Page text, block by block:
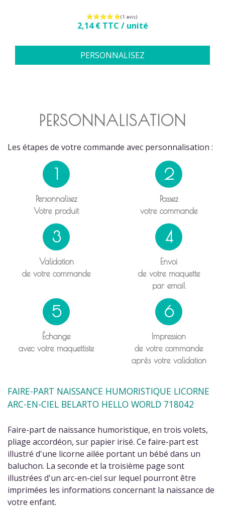
Prix
2,14 € TTC / unité
PERSONNALISEZ
PERSONNALISATION
Les étapes de votre commande avec personnalisation :
1
Personnalisez
Votre produit
2
Passez
votre commande
3
Validation
de votre commande
4
Envoi
de votre maquette
par email
5
Échange
avec votre maquettiste
6
Impression
de votre commande
après votre validation
FAIRE-PART NAISSANCE HUMORISTIQUE LICORNE
ARC-EN-CIEL BELARTO HELLO WORLD 718042
Faire-part de naissance humoristique, en trois volets,
pliage accordéon, sur papier irisé. Ce faire-part est
illustré d'une licorne ailée portant un bébé dans un
baluchon. La seconde et la troisième page sont
illustrées d'un arc-en-ciel sur lequel pourront être
imprimées les informations concernant la naissance de
votre enfant.